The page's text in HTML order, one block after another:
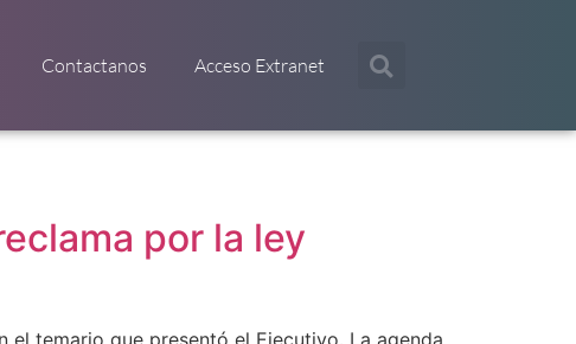
Contactanos Acceso Extranet
por la ley